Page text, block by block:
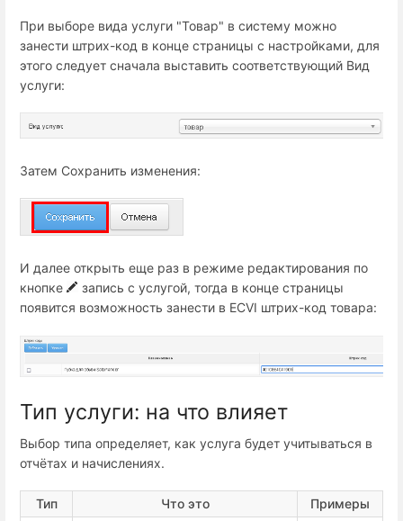
При выборе вида услуги "Товар" в систему можно
занести штрих-код в конце страницы с настройками, для
этого следует сначала выставить соответствующий Вид
услуги:
Затем Сохранить изменения:
И далее открыть еще раз в режиме редактирования по
кнопке
запись с услугой, тогда в конце страницы
появится возможность занести в ECVI штрих-код товара:
Тип услуги: на что влияет
Выбор типа определяет, как услуга будет учитываться в
отчётах и начислениях.
Тип Что это
Примеры